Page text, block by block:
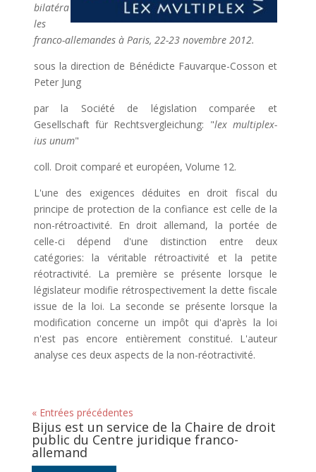
bilatéra
les
franco-allemandes à Paris, 22-23 novembre 2012.
sous la direction de Bénédicte Fauvarque-Cosson et
Peter Jung
par la Société de législation comparée et
Gesellschaft für Rechtsvergleichung: "lex multiplex-
ius unum"
coll. Droit comparé et européen, Volume 12.
L'une des exigences déduites en droit fiscal du
principe de protection de la confiance est celle de la
non-rétroactivité. En droit allemand, la portée de
celle-ci dépend d'une distinction entre deux
catégories: la véritable rétroactivité et la petite
réotractivité. La première se présente lorsque le
législateur modifie rétrospectivement la dette fiscale
issue de la loi. La seconde se présente lorsque la
modification concerne un impôt qui d'après la loi
n'est pas encore entièrement constitué. L'auteur
analyse ces deux aspects de la non-réotractivité.
« Entrées précédentes
Bijus est un service de la Chaire de droit
public du Centre juridique franco-
allemand